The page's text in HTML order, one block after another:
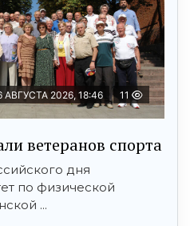
АВГУСТА 2026, 18:46 11
ветеранов спорта
дня
по физической
...